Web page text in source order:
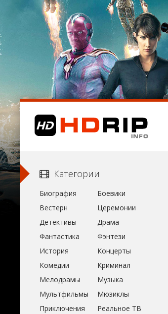
Категории
Биография
Боевики
Вестерн
Церемонии
Детективы
Драма
Фантастика
Фэнтези
История
Концерты
Комедии
Криминал
Мелодрамы
Музыка
Мультфильмы
Мюзиклы
Приключения
Реальное ТВ